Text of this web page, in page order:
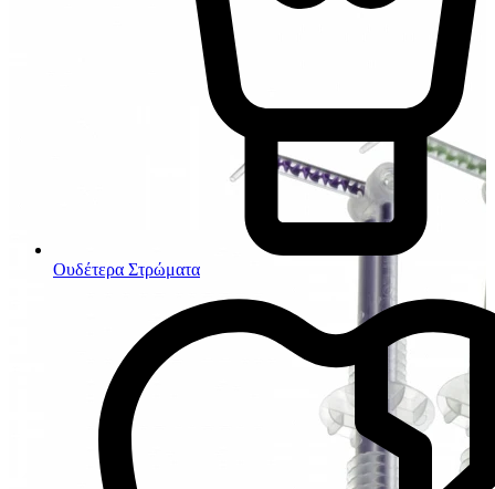
Ουδέτερα Στρώματα